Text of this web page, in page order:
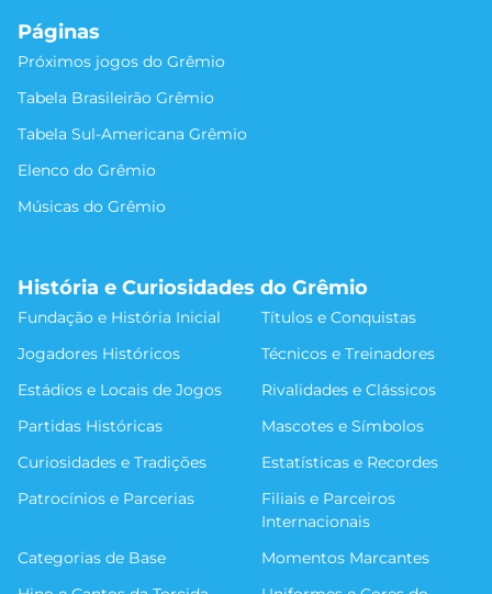
Páginas
Próximos jogos do Grêmio
Tabela Brasileirão Grêmio
Tabela Sul-Americana Grêmio
Elenco do Grêmio
Músicas do Grêmio
História e Curiosidades do Grêmio
Fundação e História Inicial
Títulos e Conquistas
Jogadores Históricos
Técnicos e Treinadores
Estádios e Locais de Jogos
Rivalidades e Clássicos
Partidas Históricas
Mascotes e Símbolos
Curiosidades e Tradições
Estatísticas e Recordes
Patrocínios e Parcerias
Filiais e Parceiros
Internacionais
Categorias de Base
Momentos Marcantes